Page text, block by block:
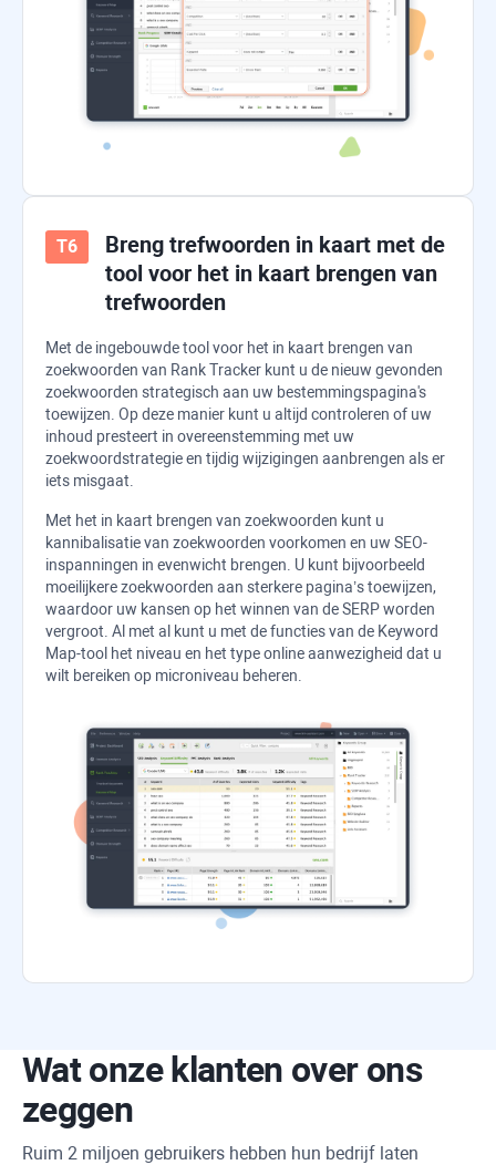
Breng trefwoorden in kaart met de
tool voor het in kaart brengen van
trefwoorden
Met de ingebouwde tool voor het in kaart brengen van
zoekwoorden van Rank Tracker kunt u de nieuw gevonden
zoekwoorden strategisch aan uw bestemmingspagina's
toewijzen. Op deze manier kunt u altijd controleren of uw
inhoud presteert in overeenstemming met uw
zoekwoordstrategie en tijdig wijzigingen aanbrengen als er
iets misgaat.
Met het in kaart brengen van zoekwoorden kunt u
kannibalisatie van zoekwoorden voorkomen en uw SEO-
inspanningen in evenwicht brengen. U kunt bijvoorbeeld
moeilijkere zoekwoorden aan sterkere pagina’s toewijzen,
waardoor uw kansen op het winnen van de SERP worden
vergroot. Al met al kunt u met de functies van de Keyword
Map-tool het niveau en het type online aanwezigheid dat u
wilt bereiken op microniveau beheren.
Wat onze klanten over ons
zeggen
Ruim 2 miljoen gebruikers hebben hun bedrijf laten